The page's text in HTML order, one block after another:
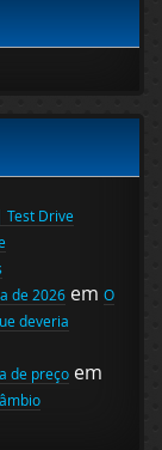
Test Drive
de 2026 em O
deveria
de preço em